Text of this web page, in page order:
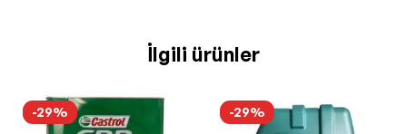
İlgili ürünler
-29% -29%